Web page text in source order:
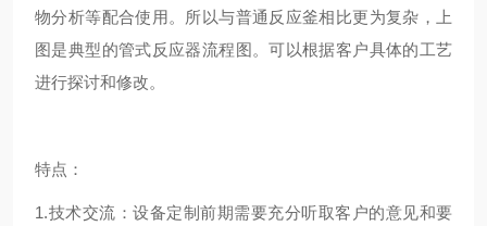
物分析等配合使用。所以与普通反应釜相比更为复杂，上
图是典型的管式反应器流程图。可以根据客户具体的工艺
进行探讨和修改。
特点：
1.技术交流：设备定制前期需要充分听取客户的意见和要